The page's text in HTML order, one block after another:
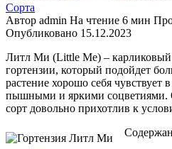
Сорта
Автор admin На чтение 6 мин
Опубликовано 15.12.2023
Литл Ми (Little Me) – карликовый
гортензии, который подойдет
растение хорошо себя чувствует
пышными и яркими соцветиями.
сорт довольно прихотлив к